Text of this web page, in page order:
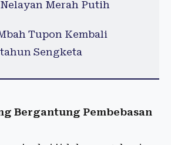
Merah Putih
Tupon Kembali
Sengketa
Bergantung Pembebasan